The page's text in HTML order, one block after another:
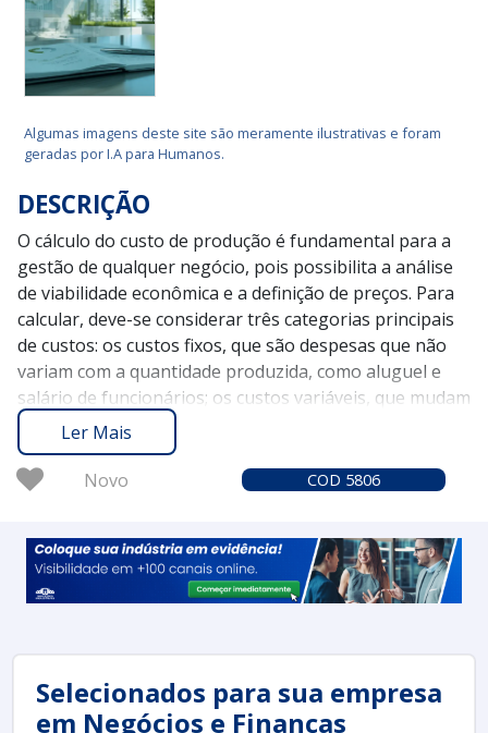
Algumas imagens deste site são meramente ilustrativas e foram
geradas por I.A para Humanos.
DESCRIÇÃO
O cálculo do custo de produção é fundamental para a
gestão de qualquer negócio, pois possibilita a análise
de viabilidade econômica e a definição de preços. Para
calcular, deve-se considerar três categorias principais
de custos: os custos fixos, que são despesas que não
variam com a quantidade produzida, como aluguel e
salário de funcionários; os custos variáveis, que mudam
com o volume de produção, como matérias-primas e
energia; e os custos semivariáveis, que contêm
elementos fixos e variáveis.
fixos e variáveis. Por exemplo, se a empresa tiver
R$10.000,00 em custos fixos e R$5.000,00 em custos
variáveis em um determinado período, o custo total de
por unidade produzida, basta dividir o custo total pelo
número de unidades produzidas.
Ao ter uma visão clara do custo de produção, a
Ler Mais
Novo
COD 5806
Selecionados para sua empresa
em Negócios e Finanças